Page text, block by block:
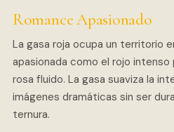
Romance Apasionado
La gasa roja ocupa un territorio
apasionada como el rojo
rosa fluido. La gasa suaviza la
imágenes dramáticas sin ser
ternura.